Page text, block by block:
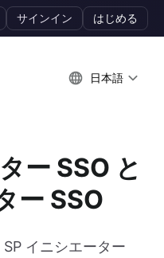
サインイン はじめる
日本語
ー SSO と
ー SSO
イニシエーター